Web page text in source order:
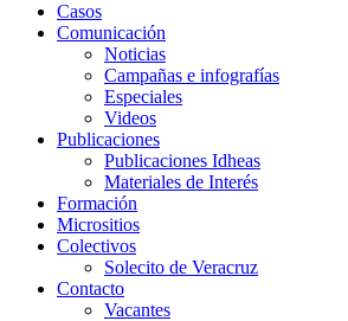
Casos
Comunicación
Noticias
Campañas e infografías
Especiales
Videos
Publicaciones
Publicaciones Idheas
Materiales de Interés
Formación
Micrositios
Colectivos
Solecito de Veracruz
Contacto
Vacantes